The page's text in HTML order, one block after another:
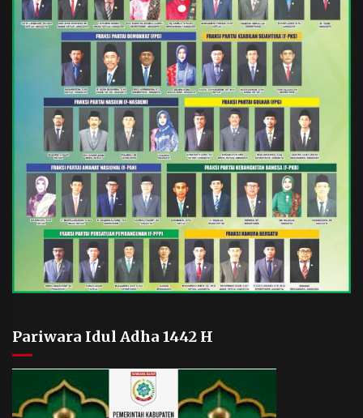
Pariwara Idul Adha 1442 H